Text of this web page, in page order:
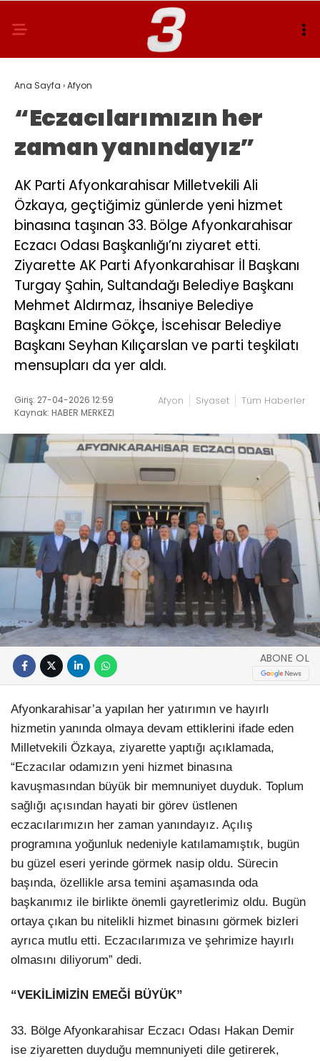
Ana Sayfa ›Afyon
“Eczacılarımızın her
zaman yanındayız”
AK Parti Afyonkarahisar Milletvekili Ali
Özkaya, geçtiğimiz günlerde yeni hizmet
binasına taşınan 33. Bölge Afyonkarahisar
Eczacı Odası Başkanlığı’nı ziyaret etti.
Ziyarette AK Parti Afyonkarahisar İl Başkanı
Turgay Şahin, Sultandağı Belediye Başkanı
Mehmet Aldırmaz, İhsaniye Belediye
Başkanı Emine Gökçe, İscehisar Belediye
Başkanı Seyhan Kılıçarslan ve parti teşkilatı
mensupları da yer aldı.
Giriş: 27-04-2026 12:59
Kaynak: HABER MERKEZI
Afyon Siyaset Tüm Haberler
ABONE OL
Afyonkarahisar’a yapılan her yatırımın ve hayırlı
hizmetin yanında olmaya devam ettiklerini ifade eden
Milletvekili Özkaya, ziyarette yaptığı açıklamada,
“Eczacılar odamızın yeni hizmet binasına
kavuşmasından büyük bir memnuniyet duyduk. Toplum
sağlığı açısından hayati bir görev üstlenen
eczacılarımızın her zaman yanındayız. Açılış
programına yoğunluk nedeniyle katılamamıştık, bugün
bu güzel eseri yerinde görmek nasip oldu. Sürecin
başında, özellikle arsa temini aşamasında oda
başkanımız ile birlikte önemli gayretlerimiz oldu. Bugün
ortaya çıkan bu nitelikli hizmet binasını görmek bizleri
ayrıca mutlu etti. Eczacılarımıza ve şehrimize hayırlı
olmasını diliyorum” dedi.
“VEKİLİMİZİN EMEĞİ BÜYÜK”
33. Bölge Afyonkarahisar Eczacı Odası Hakan Demir
ise ziyaretten duyduğu memnuniyeti dile getirerek,